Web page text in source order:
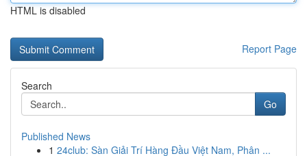
HTML is disabled
Report Page
Search
Go
Published News
1 24club: Sàn Giải Trí Hàng Đầu Việt Nam, Phân ...